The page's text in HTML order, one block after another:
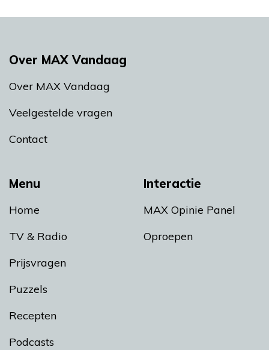
Menu
Home
TV & Radio
Prijsvragen
Puzzels
Recepten
Podcasts
Interactie
MAX Opinie Panel
Oproepen
Over MAX Vandaag
Over MAX Vandaag
Veelgestelde vragen
Contact